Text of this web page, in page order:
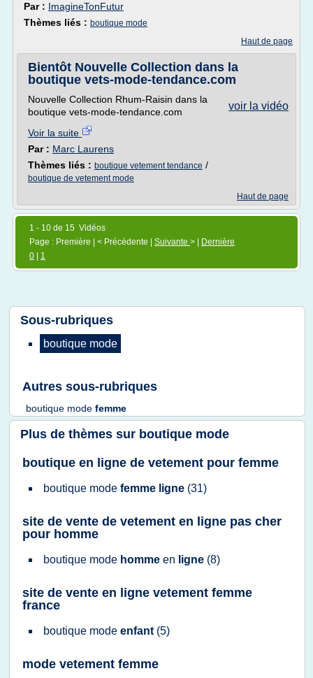
Par : ImagineTonFutur
Thèmes liés : boutique mode
Haut de page
Bientôt Nouvelle Collection dans la
boutique vets-mode-tendance.com
voir la vidéo
Nouvelle Collection Rhum-Raisin dans la
boutique vets-mode-tendance.com
Voir la suite
Par : Marc Laurens
Thèmes liés : boutique vetement tendance /
boutique de vetement mode
Haut de page
1 - 10 de 15 Vidéos
Page : Première | < Précédente | Suivante > |
Dernière
0
1
Sous-rubriques
boutique mode
Autres sous-rubriques
boutique mode femme
Plus de thèmes sur boutique mode
boutique en ligne de vetement pour femme
boutique mode femme ligne (31)
site de vente de vetement en ligne pas cher
pour homme
boutique mode homme en ligne (8)
site de vente en ligne vetement femme
france
boutique mode enfant (5)
mode vetement femme